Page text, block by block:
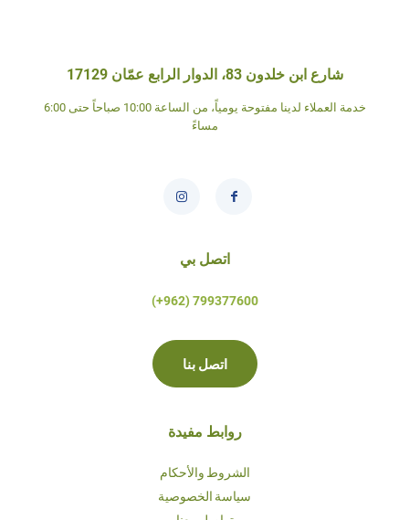
شارع ابن خلدون 83، الدوار الرابع عمّان 17129
خدمة العملاء لدينا مفتوحة يومياً، من الساعة 10:00 صباحاً حتى 6:00
مساءً
اتصل بي
799377600 (962+)
اتصل بنا
روابط مفيدة
الشروط والأحكام
سياسة الخصوصية